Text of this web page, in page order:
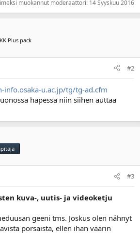
muokannut moderaattori: 14 Syyskuu 2016
KK Plus pack
#2
info.osaka-u.ac.jp/tg/tg-ad.cfm
hapessa niin siihen auttaa
#3
kuva-, uutis- ja videoketju
geeni tms. Joskus olen nähnyt
porsaista, ellen ihan väärin